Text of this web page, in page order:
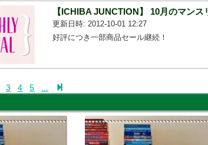
【ICHIBA JUNCTION】 10月のマン
更新日時: 2012-10-01 12:27
好評につき一部商品セール継続！
3 4 5
...